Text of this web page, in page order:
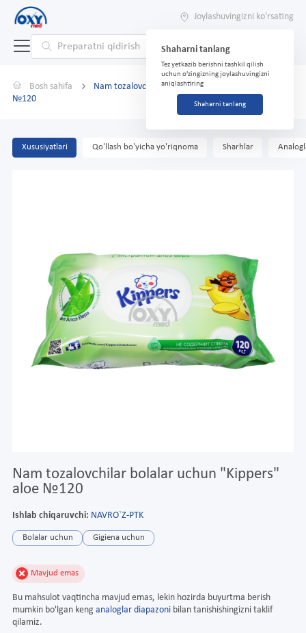
Joylashuvingizni ko'rsating
Shaharni tanlang
Tez yetkazib berishni tashkil qilish
uchun o'zingizning joylashuvingizni
aniqlashtiring
Shaharni tanlang
Bosh sahifa
Nam tozalovchilar bolalar uchun "Kippers" aloe
№120
Xususiyatlari Qo'llash bo'yicha yo'riqnoma Sharhlar
Nam tozalovchilar bolalar uchun "Kippers"
aloe №120
Ishlab chiqaruvchi: NAVRO`Z-PTK
Bolalar uchun Gigiena uchun
Mavjud emas
Bu mahsulot vaqtincha mavjud emas, lekin hozirda buyurtma berish
mumkin bo'lgan keng analoglar diapazoni bilan tanishishingizni taklif
qilamiz.